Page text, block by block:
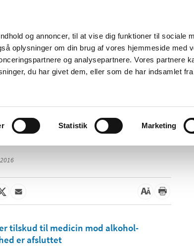
og annoncer, til at vise dig funktioner til sociale
oplysninger om din brug af vores hjemmeside med
og analysepartnere. Vores partnere
du har givet dem, eller som de har indsamlet
Statistik Marketing
Nyheder Om os Kontakt
Tilskud og
Apoteker og salg af
tilskud til medicin mod alkohol­
er afsluttet